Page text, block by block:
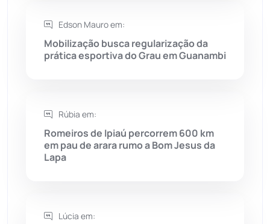
Sebastião Laranjeiras
Sudoeste Baiano
Tanhaçu (425)
Tecnologia
Edson Mauro em:
Mobilização busca regularização da
prática esportiva do Grau em Guanambi
Rúbia em:
Romeiros de Ipiaú percorrem 600 km
em pau de arara rumo a Bom Jesus da
Lapa
Lúcia em: